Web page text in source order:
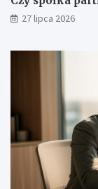
27 lipca 2026